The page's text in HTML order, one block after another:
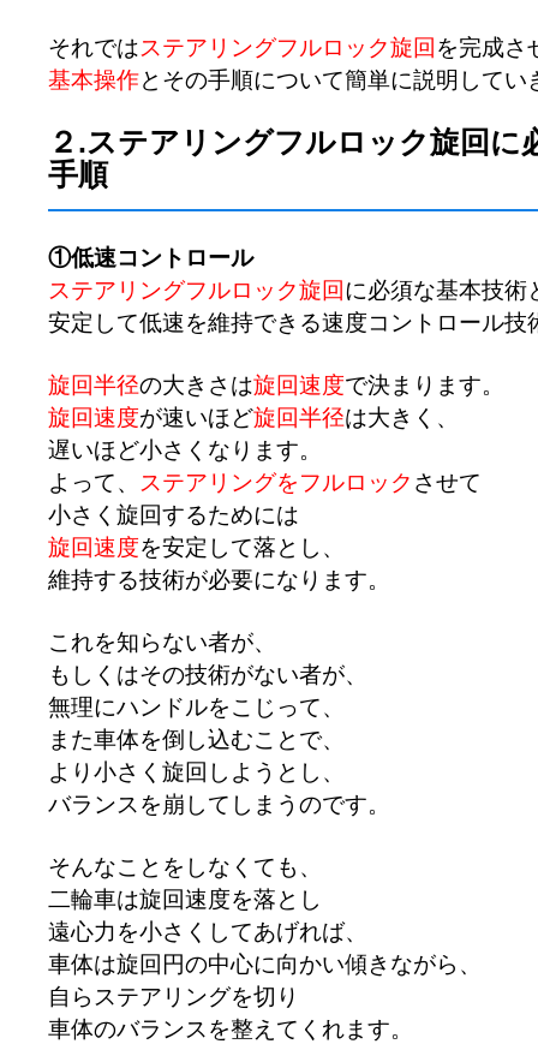
それではステアリングフルロック旋回 を完成さ
基本操作とその手順について簡単に説明してい
２.ステアリングフルロック旋回に
手順
①低速コントロール
ステアリングフルロック旋回に必須な基本技術
安定して低速を維持できる速度コントロール技
旋回半径の大きさは旋回速度で決まります。
旋回速度が速いほど旋回半径は大きく、
遅いほど小さくなります。
よって、
ステアリングをフルロック させて
小さく旋回するためには
旋回速度を安定して落とし、
維持する技術が必要になります。
これを知らない者が、
もしくはその技術がない者が、
無理にハンドルをこじって、
また車体を倒し込むことで、
より小さく旋回しようとし、
バランスを崩してしまうのです。
そんなことをしなくても、
二輪車は旋回速度を落とし
遠心力を小さくしてあげれば、
車体は旋回円の中心に向かい傾きながら、
自らステアリングを切り
車体のバランスを整えてくれます。